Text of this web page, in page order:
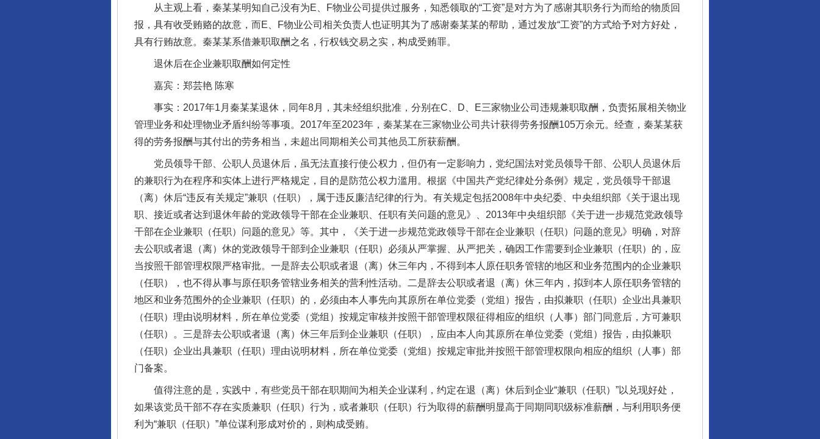
从主观上看，秦某某明知自己没有为E、F物业公司提供过服务，知悉领取的“工资”是对方为了感谢其职务行为而给的物质回
报，具有收受贿赂的故意，而E、F物业公司相关负责人也证明其为了感谢秦某某的帮助，通过发放“工资”的方式给予对方好处，
具有行贿故意。秦某某系借兼职取酬之名，行权钱交易之实，构成受贿罪。
退休后在企业兼职取酬如何定性
嘉宾：郑芸艳 陈寒
事实：2017年1月秦某某退休，同年8月，其未经组织批准，分别在C、D、E三家物业公司违规兼职取酬，负责拓展相关物业
管理业务和处理物业矛盾纠纷等事项。2017年至2023年，秦某某在三家物业公司共计获得劳务报酬105万余元。经查，秦某某获
得的劳务报酬与其付出的劳务相当，未超出同期相关公司其他员工所获薪酬。
党员领导干部、公职人员退休后，虽无法直接行使公权力，但仍有一定影响力，党纪国法对党员领导干部、公职人员退休后
的兼职行为在程序和实体上进行严格规定，目的是防范公权力滥用。根据《中国共产党纪律处分条例》规定，党员领导干部退
（离）休后“违反有关规定”兼职（任职），属于违反廉洁纪律的行为。有关规定包括2008年中央纪委、中央组织部《关于退出现
职、接近或者达到退休年龄的党政领导干部在企业兼职、任职有关问题的意见》、2013年中央组织部《关于进一步规范党政领导
干部在企业兼职（任职）问题的意见》等。其中，《关于进一步规范党政领导干部在企业兼职（任职）问题的意见》明确，对辞
去公职或者退（离）休的党政领导干部到企业兼职（任职）必须从严掌握、从严把关，确因工作需要到企业兼职（任职）的，应
当按照干部管理权限严格审批。一是辞去公职或者退（离）休三年内，不得到本人原任职务管辖的地区和业务范围内的企业兼职
（任职），也不得从事与原任职务管辖业务相关的营利性活动。二是辞去公职或者退（离）休三年内，拟到本人原任职务管辖的
地区和业务范围外的企业兼职（任职）的，必须由本人事先向其原所在单位党委（党组）报告，由拟兼职（任职）企业出具兼职
（任职）理由说明材料，所在单位党委（党组）按规定审核并按照干部管理权限征得相应的组织（人事）部门同意后，方可兼职
（任职）。三是辞去公职或者退（离）休三年后到企业兼职（任职），应由本人向其原所在单位党委（党组）报告，由拟兼职
（任职）企业出具兼职（任职）理由说明材料，所在单位党委（党组）按规定审批并按照干部管理权限向相应的组织（人事）部
门备案。
值得注意的是，实践中，有些党员干部在职期间为相关企业谋利，约定在退（离）休后到企业“兼职（任职）”以兑现好处，
如果该党员干部不存在实质兼职（任职）行为，或者兼职（任职）行为取得的薪酬明显高于同期同职级标准薪酬，与利用职务便
利为“兼职（任职）”单位谋利形成对价的，则构成受贿。